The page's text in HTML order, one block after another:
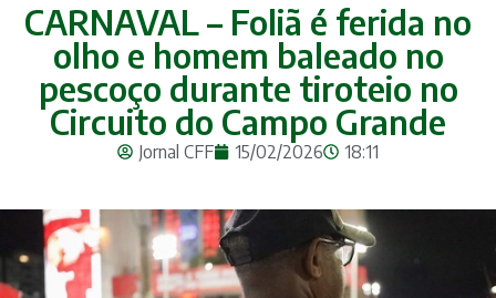
CARNAVAL – Foliã é ferida no
olho e homem baleado no
pescoço durante tiroteio no
Circuito do Campo Grande
Jornal CFF 15/02/2026 18:11